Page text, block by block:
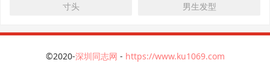
寸头 男生发型
©2020-深圳同志网 - https://www.ku1069.com